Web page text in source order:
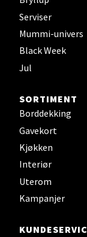
Serviser
Mummi-univers
Black Week
Jul
SORTIMENT
Borddekking
Gavekort
Kjøkken
Interiør
Uterom
Kampanjer
0 i butikk
Sjøfartsgata
Åpent i dag
0 i butikk